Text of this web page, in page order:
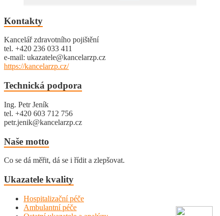
Kontakty
Kancelář zdravotního pojištění
tel. +420 236 033 411
e-mail: ukazatele@kancelarzp.cz
https://kancelarzp.cz/
Technická podpora
Ing. Petr Jeník
tel. +420 603 712 756
petr.jenik@kancelarzp.cz
Naše motto
Co se dá měřit, dá se i řídit a zlepšovat.
Ukazatele kvality
Hospitalizační péče
Ambulantní péče